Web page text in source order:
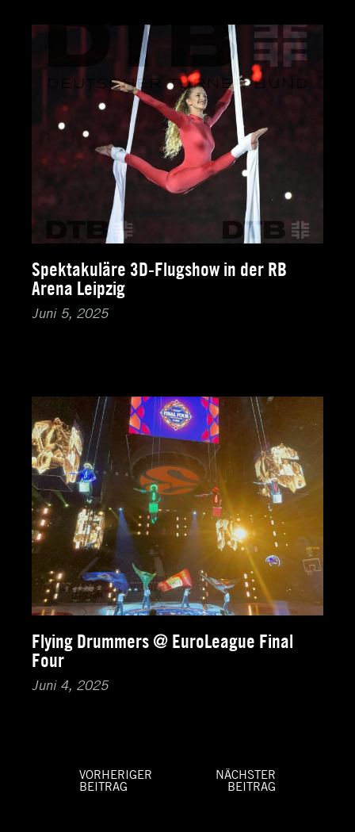
Spektakuläre 3D-Flugshow in der RB
Arena Leipzig
Juni 5, 2025
Flying Drummers @ EuroLeague Final
Four
Juni 4, 2025
VORHERIGER
BEITRAG
NÄCHSTER
BEITRAG